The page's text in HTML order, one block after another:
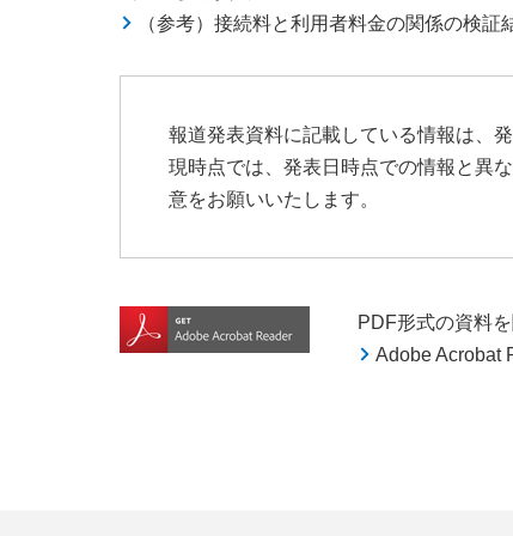
（参考）接続料と利用者料金の関係の検証
報道発表資料に記載している情報は、
現時点では、発表日時点での情報と異
意をお願いいたします。
PDF形式の資料
Adobe Acrobat